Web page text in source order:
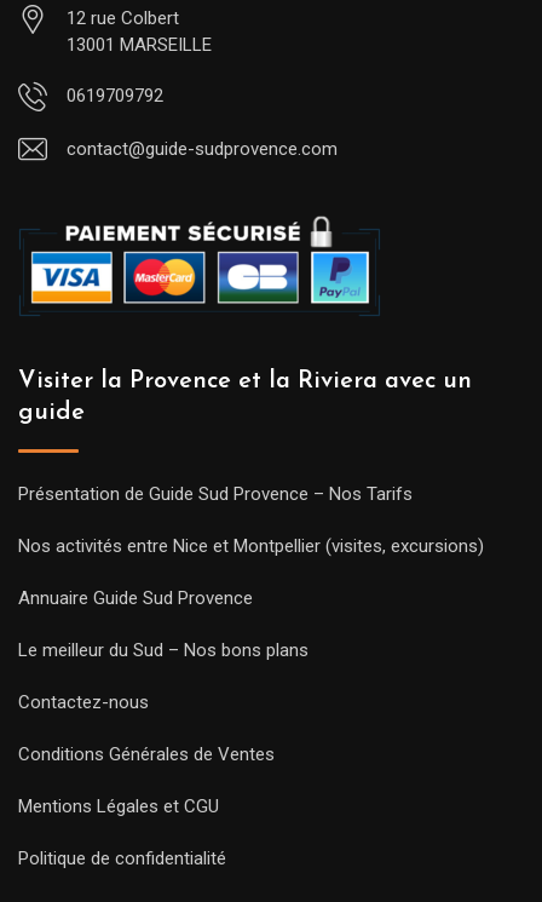
12 rue Colbert
13001 MARSEILLE
0619709792
contact@guide-sudprovence.com
Visiter la Provence et la Riviera avec un
guide
Présentation de Guide Sud Provence – Nos Tarifs
Nos activités entre Nice et Montpellier (visites, excursions)
Annuaire Guide Sud Provence
Le meilleur du Sud – Nos bons plans
Contactez-nous
Conditions Générales de Ventes
Mentions Légales et CGU
Politique de confidentialité